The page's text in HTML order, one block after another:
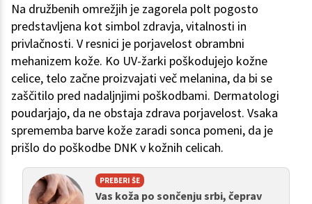
Na družbenih omrežjih je zagorela polt pogosto
predstavljena kot simbol zdravja, vitalnosti in
privlačnosti. V resnici je porjavelost obrambni
mehanizem kože. Ko UV-žarki poškodujejo kožne
celice, telo začne proizvajati več melanina, da bi se
zaščitilo pred nadaljnjimi poškodbami. Dermatologi
poudarjajo, da ne obstaja zdrava porjavelost. Vsaka
sprememba barve kože zaradi sonca pomeni, da je
prišlo do poškodbe DNK v kožnih celicah.
PREBERI ŠE
Vas koža po sončenju srbi, čeprav